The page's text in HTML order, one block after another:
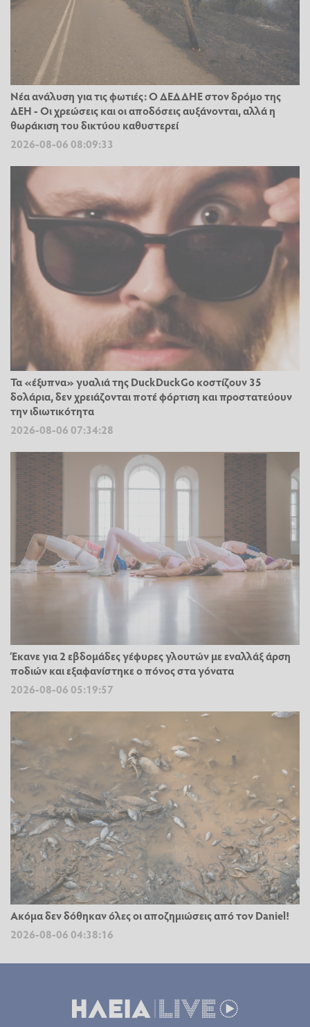
Νέα ανάλυση για τις φωτιές: Ο ΔΕΔΔΗΕ στον δρόμο της
ΔΕΗ - Οι χρεώσεις και οι αποδόσεις αυξάνονται, αλλά η
θωράκιση του δικτύου καθυστερεί
2026-08-06 08:09:33
Τα «έξυπνα» γυαλιά της DuckDuckGo κοστίζουν 35
δολάρια, δεν χρειάζονται ποτέ φόρτιση και προστατεύουν
την ιδιωτικότητα
2026-08-06 07:34:28
Έκανε για 2 εβδομάδες γέφυρες γλουτών με εναλλάξ άρση
ποδιών και εξαφανίστηκε ο πόνος στα γόνατα
2026-08-06 05:19:57
Ακόμα δεν δόθηκαν όλες οι αποζημιώσεις από τον Daniel!
2026-08-06 04:38:16